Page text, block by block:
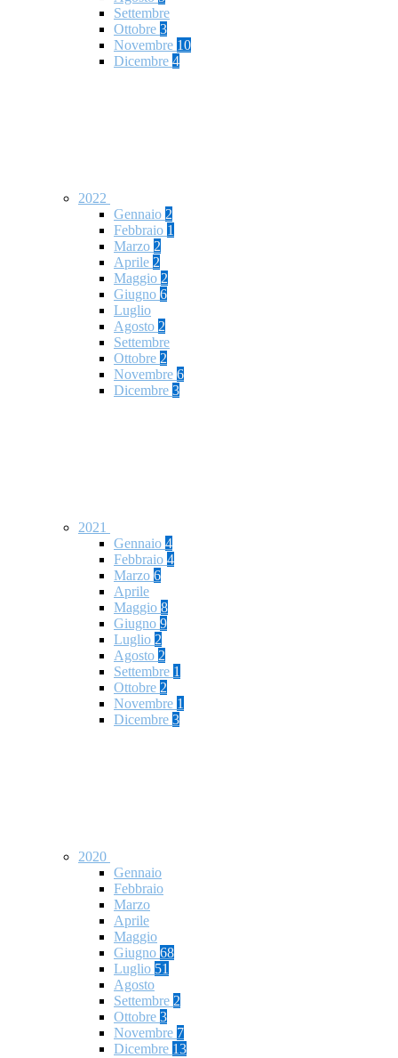
Settembre
Ottobre 3
Novembre 10
Dicembre 4
2022
Gennaio 2
Febbraio 1
Marzo 2
Aprile 2
Maggio 2
Giugno 6
Luglio
Agosto 2
Settembre
Ottobre 2
Novembre 6
Dicembre 3
2021
Gennaio 4
Febbraio 4
Marzo 6
Aprile
Maggio 8
Giugno 9
Luglio 2
Agosto 2
Settembre 1
Ottobre 2
Novembre 1
Dicembre 3
2020
Gennaio
Febbraio
Marzo
Aprile
Maggio
Giugno 68
Luglio 51
Agosto
Settembre 2
Ottobre 3
Novembre 7
Dicembre 13